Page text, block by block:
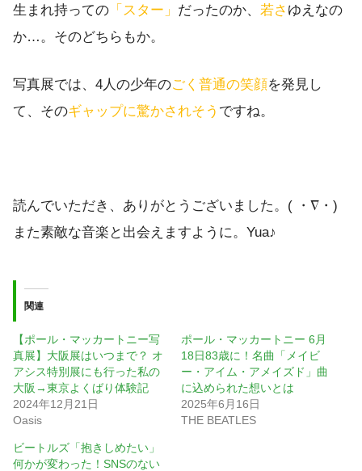
生まれ持っての 「スター」 だったのか、 若さ ゆえなの
か…。そのどちらもか。
写真展では、4人の少年のごく普通の笑顔を発見し
て、そのギャップに驚かされそう ですね。
読んでいただき、ありがとうございました。( ・∇・)
また素敵な音楽と出会えますように。Yua♪
関連
【ポール・マッカートニー写
真展】大阪展はいつまで？ オ
アシス特別展にも行った私の
大阪→東京よくばり体験記
2024年12月21日
Oasis
ポール・マッカートニー 6月
18日83歳に！名曲「メイビ
ー・アイム・アメイズド」曲
に込められた想いとは
2025年6月16日
THE BEATLES
ビートルズ「抱きしめたい」
何かが変わった！SNSのない